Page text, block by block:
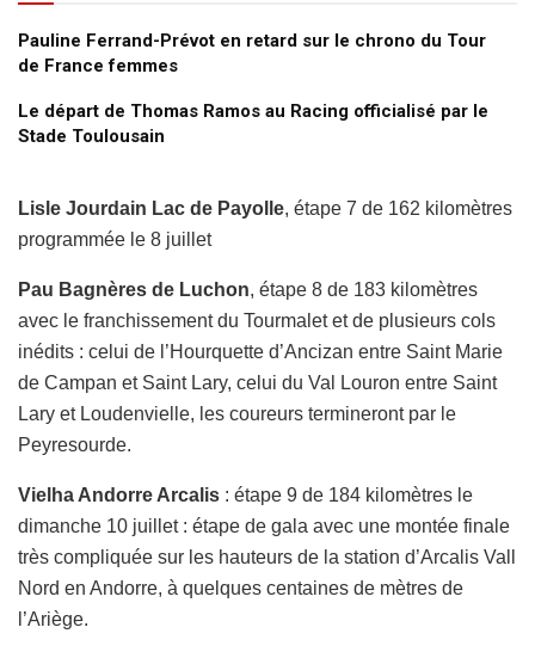
Pauline Ferrand-Prévot en retard sur le chrono du Tour
de France femmes
Le départ de Thomas Ramos au Racing officialisé par le
Stade Toulousain
Lisle Jourdain Lac de Payolle, étape 7 de 162 kilomètres
programmée le 8 juillet
Pau Bagnères de Luchon, étape 8 de 183 kilomètres
avec le franchissement du Tourmalet et de plusieurs cols
inédits : celui de l’Hourquette d’Ancizan entre Saint Marie
de Campan et Saint Lary, celui du Val Louron entre Saint
Lary et Loudenvielle, les coureurs termineront par le
Peyresourde.
Vielha Andorre Arcalis : étape 9 de 184 kilomètres le
dimanche 10 juillet : étape de gala avec une montée finale
très compliquée sur les hauteurs de la station d’Arcalis Vall
Nord en Andorre, à quelques centaines de mètres de
l’Ariège.